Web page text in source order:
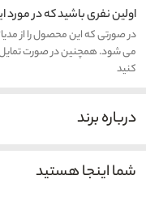
اولین نفری باشید که در
در صورتی که این محصول را از
می شود. همچنین در صورت تمایل
کنید
درباره برند
شما اینجا هستید